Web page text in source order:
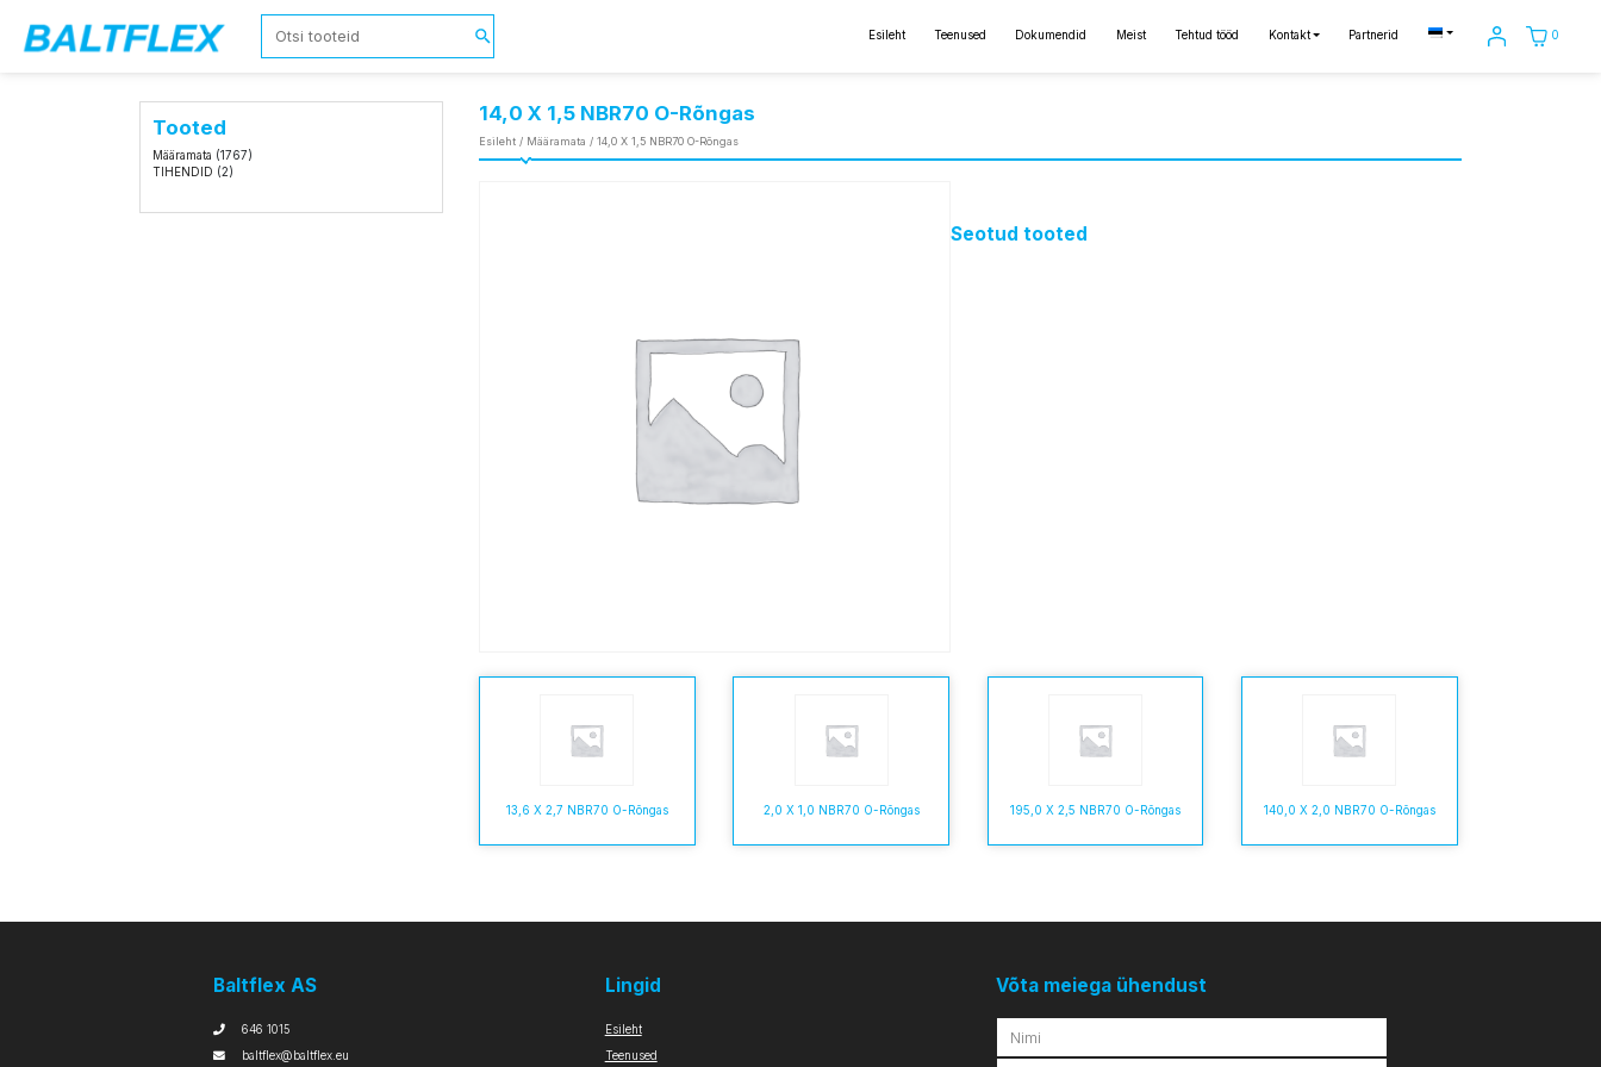
Esileht Teenused Dokumendid Meist Tehtud tööd Kontakt Partnerid 0
Tooted
Määramata (1767)
TIHENDID (2)
14,0 X 1,5 NBR70 O-Rõngas
Esileht / Määramata / 14,0 X 1,5 NBR70 O-Rõngas
Seotud tooted
13,6 X 2,7 NBR70 O-Rõngas 2,0 X 1,0 NBR70 O-Rõngas 195,0 X 2,5 NBR70 O-Rõngas 140,0 X 2,0 NBR70 O-Rõngas
Baltflex AS
646 1015
baltflex@baltflex.eu
Lingid
Esileht
Teenused
Võta meiega ühendust